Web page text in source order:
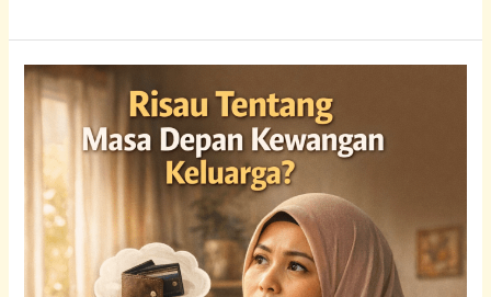
Ejen
Insuran
Jalil
(Medical
Card
Wealth